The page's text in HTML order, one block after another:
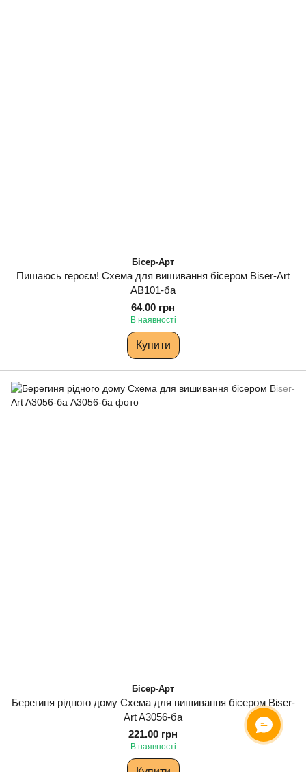
Бісер-Арт
Пишаюсь героєм! Схема для вишивання бісером Biser-Art
AB101-ба
64.00 грн
В наявності
Купити
Бісер-Арт
Берегиня рідного дому Схема для вишивання бісером Biser-
Art A3056-ба
221.00 грн
В наявності